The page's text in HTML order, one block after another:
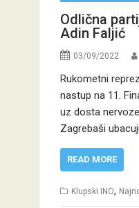
Odlična
Adin Faljić
03/09/2022
Rukometni
nastup na 11.
uz dosta
Zagrebaši
READ MORE
Klupski INO,